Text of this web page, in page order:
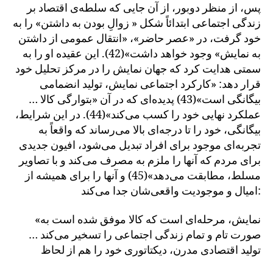
پس، از منظر دوبور، از آن جایی که سلطه‌ی اقتصاد بر
زندگی اجتماعی ابتدائاً شکل « زوالِ بودن به داشتن» را به
خود گرفت، در «عصر حاضر»، «انتقال عمومی از داشتن
به نمایش» وجود خواهد داشت»(42). این عقیده او را به
سمتی هدایت کرد که جهان نمایش را در مرکز تحلیل خود
قرار دهد: «کارکرد اجتماعی نمایش، تولید انضمامی
بیگانگی است»(43) پدیده‌ای که در آن «بتوارگی کالا …
عملکرد نهایی خود را کسب می‌کند»(44). در این شرایط،
بیگانگی، خود را تا درجه‌ای بالا می‌رساند که واقعاً به
تجربه‌ای موجود برای افراد تبدیل می‌شود، افیون جدیدی
برای مردم که آنها را ملزم به مصرف می‌کند و با تصاویر
مسلط، مطابقت می‌دهد»(45) و آنها را برای همیشه از
امیال و موجودیت واقعی‌شان جدا می‌کند:
«نمایش، مرحله‌ای است که کالا موفق شده است به
صورت تام و تمام زندگی اجتماعی را تسخیر می‌کند …
تولید اقتصادی مدرن، دیکتاتوری خود را هم از لحاظ